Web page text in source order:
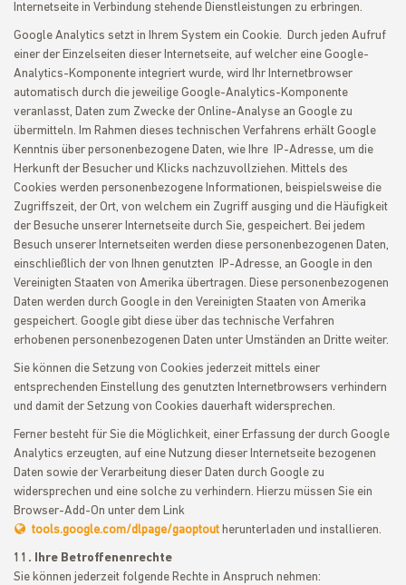
Internetseite in Verbindung stehende Dienstleistungen zu erbringen.
Google Analytics setzt in Ihrem System ein Cookie. Durch jeden Aufruf
einer der Einzelseiten dieser Internetseite, auf welcher eine Google-
Analytics-Komponente integriert wurde, wird Ihr Internetbrowser
automatisch durch die jeweilige Google-Analytics-Komponente
veranlasst, Daten zum Zwecke der Online-Analyse an Google zu
übermitteln. Im Rahmen dieses technischen Verfahrens erhält Google
Kenntnis über personenbezogene Daten, wie Ihre IP-Adresse, um die
Herkunft der Besucher und Klicks nachzuvollziehen. Mittels des
Cookies werden personenbezogene Informationen, beispielsweise die
Zugriffszeit, der Ort, von welchem ein Zugriff ausging und die Häufigkeit
der Besuche unserer Internetseite durch Sie, gespeichert. Bei jedem
Besuch unserer Internetseiten werden diese personenbezogenen Daten,
einschließlich der von Ihnen genutzten IP-Adresse, an Google in den
Vereinigten Staaten von Amerika übertragen. Diese personenbezogenen
Daten werden durch Google in den Vereinigten Staaten von Amerika
gespeichert. Google gibt diese über das technische Verfahren
erhobenen personenbezogenen Daten unter Umständen an Dritte weiter.
Sie können die Setzung von Cookies jederzeit mittels einer
entsprechenden Einstellung des genutzten Internetbrowsers verhindern
und damit der Setzung von Cookies dauerhaft widersprechen.
Ferner besteht für Sie die Möglichkeit, einer Erfassung der durch Google
Analytics erzeugten, auf eine Nutzung dieser Internetseite bezogenen
Daten sowie der Verarbeitung dieser Daten durch Google zu
widersprechen und eine solche zu verhindern. Hierzu müssen Sie ein
Browser-Add-On unter dem Link
tools.google.com/dlpage/gaoptout herunterladen und installieren.
11. Ihre Betroffenenrechte
Sie können jederzeit folgende Rechte in Anspruch nehmen: